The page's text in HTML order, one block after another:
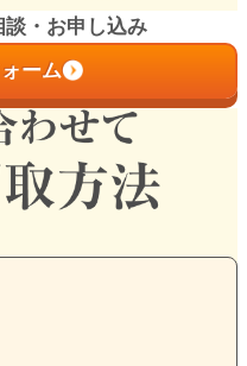
・お申し込み
ーム